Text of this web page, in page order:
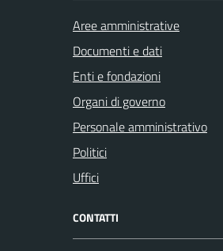
Aree amministrative
Documenti e dati
Enti e fondazioni
Organi di governo
Personale amministrativo
Politici
Uffici
CONTATTI